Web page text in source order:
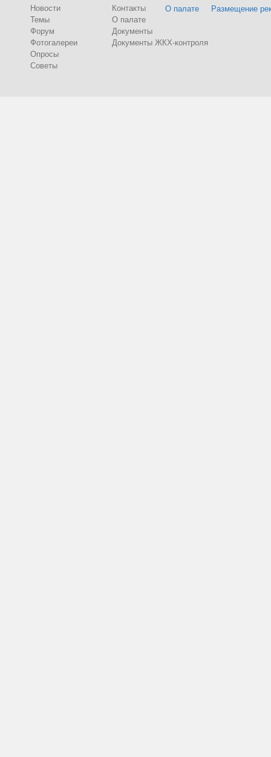
Новости
Темы
Форум
Фотогалереи
Опросы
Советы
Контакты
О палате
Документы
Документы ЖКХ-контроля
О палате Размещение